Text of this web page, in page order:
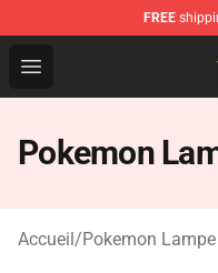
FREE
Open menu
Anime Lamp Shop -
Pokemon
Accueil/Pokemon Lampe